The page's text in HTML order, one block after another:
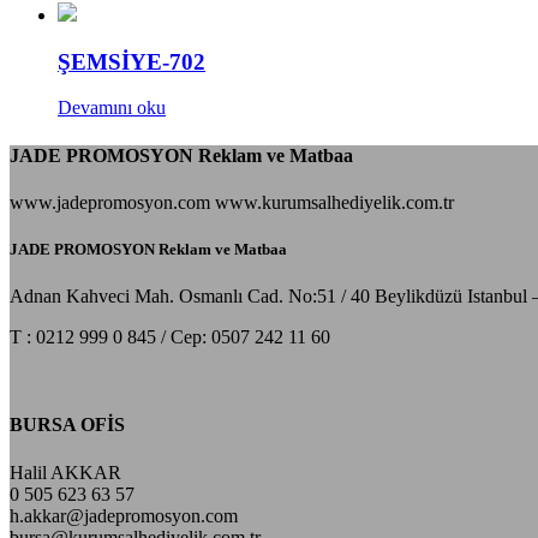
ŞEMSİYE-702
Devamını oku
JADE PROMOSYON Reklam ve Matbaa
www.jadepromosyon.com www.kurumsalhediyelik.com.tr
JADE PROMOSYON Reklam ve Matbaa
Adnan Kahveci Mah. Osmanlı Cad. No:51 / 40 Beylikdüzü Istanbul
T : 0212 999 0 845 / Cep: 0507 242 11 60
BURSA OFİS
Halil AKKAR
0 505 623 63 57
h.akkar@jadepromosyon.com